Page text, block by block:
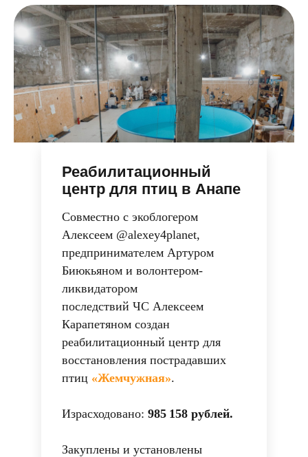
Реабилитационный
центр для птиц в Анапе
Совместно с экоблогером
Алексеем @alexey4planet,
предпринимателем Артуром
Биюкьяном и волонтером-
ликвидатором
последствий ЧС Алексеем
Карапетяном создан
реабилитационный центр для
восстановления пострадавших
птиц «Жемчужная».
Израсходовано: 985 158 рублей.
Закуплены и установлены